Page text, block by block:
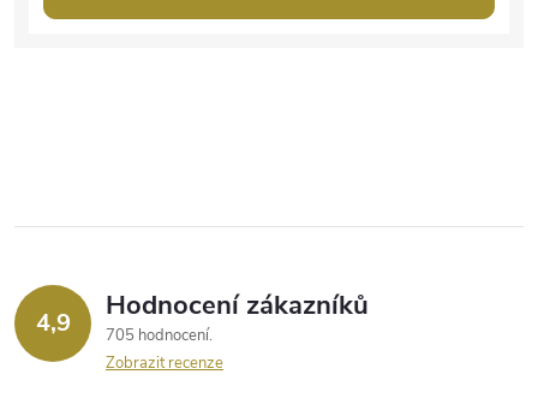
4,9 Hodnocení zákazníků
705 hodnocení
Zobrazit recenze